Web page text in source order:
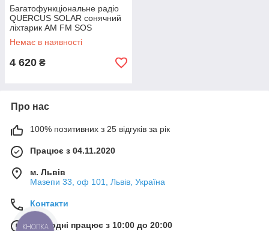
Багатофункціональне радіо
QUERCUS SOLAR сонячний
ліхтарик AM FM SOS
Bluetooth POWERBANK 4000
Немає в наявності
4 620 ₴
Про нас
100% позитивних з 25 відгуків за рік
Працює з 04.11.2020
м. Львів
Мазепи 33, оф 101, Львів, Україна
Контакти
Сьогодні працює з 10:00 до 20:00
КНОПКА